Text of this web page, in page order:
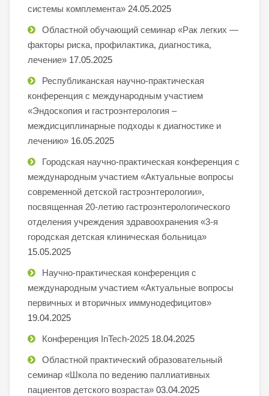
системы комплемента» 24.05.2025
Областной обучающий семинар «Рак легких —
факторы риска, профилактика, диагностика,
лечение» 17.05.2025
Республиканская научно-практическая
конференция с международным участием
«Эндоскопия и гастроэнтерология –
междисциплинарные подходы к диагностике и
лечению» 16.05.2025
Городская научно-практическая конференция с
международным участием «Актуальные вопросы
современной детской гастроэнтерологии»,
посвященная 20-летию гастроэнтерологического
отделения учреждения здравоохранения «3-я
городская детская клиническая больница»
15.05.2025
Научно-практическая конференция с
международным участием «Актуальные вопросы
первичных и вторичных иммунодефицитов»
19.04.2025
Конференция InTech-2025 18.04.2025
Областной практический образовательный
семинар «Школа по ведению паллиативных
пациентов детского возраста» 03.04.2025